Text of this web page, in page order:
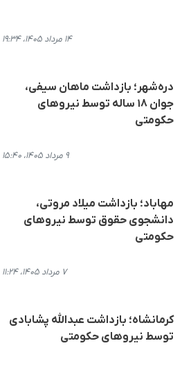
۱۴ مرداد ۱۴۰۵، ۱۹:۳۴
دره‌شهر؛ بازداشت ماهان سیفی،
جوان ۱۸ ساله توسط نیروهای
حکومتی
۹ مرداد ۱۴۰۵، ۱۵:۴۰
مهاباد؛ بازداشت میلاد مروتی،
دانشجوی حقوق توسط نیروهای
حکومتی
۷ مرداد ۱۴۰۵، ۱۱:۲۴
کرمانشاه؛ بازداشت عبدالله پشابادی
توسط نیروهای حکومتی